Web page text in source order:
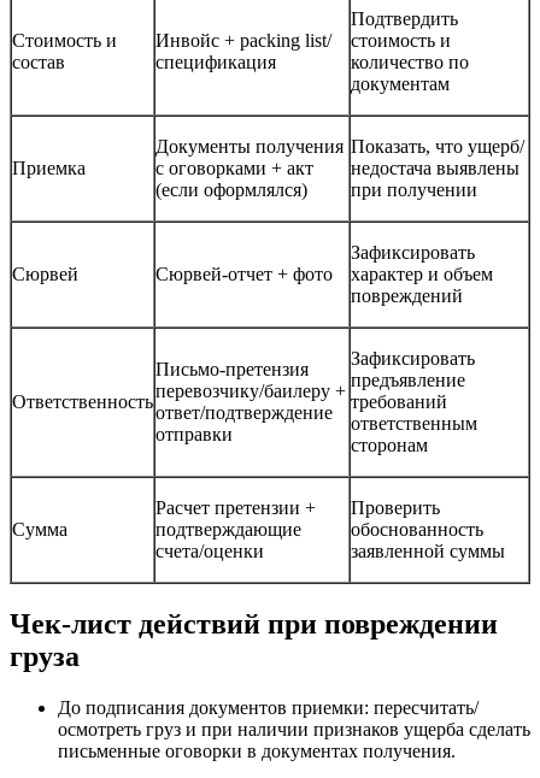
Стоимость и
состав
Инвойс + packing list/
спецификация
Подтвердить
стоимость и
количество по
документам
Приемка
Документы получения
с оговорками + акт
(если оформлялся)
Показать, что ущерб/
недостача выявлены
при получении
Сюрвей Сюрвей-отчет + фото
Зафиксировать
характер и объем
повреждений
Ответственность
Письмо-претензия
перевозчику/баилеру +
ответ/подтверждение
отправки
Зафиксировать
предъявление
требований
ответственным
сторонам
Сумма
Расчет претензии +
подтверждающие
счета/оценки
Проверить
обоснованность
заявленной суммы
Чек-лист действий при повреждении
груза
До подписания документов приемки: пересчитать/
осмотреть груз и при наличии признаков ущерба сделать
письменные оговорки в документах получения.